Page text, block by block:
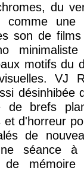
du
comme
son de
motifs du
VJ
désinhibée
de brefs
d'horreur
de
séance à
de